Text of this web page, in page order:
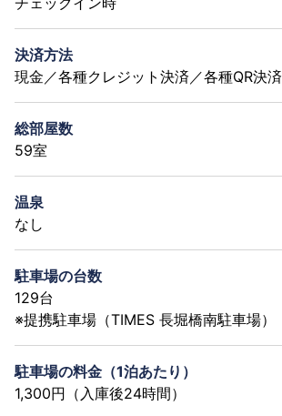
決済方法
現金／各種クレジット決済／各種QR決済
総部屋数
59室
温泉
なし
駐車場の台数
129台
※提携駐車場（TIMES 長堀橋南駐車場）
駐車場の料金（1泊あたり）
1,300円（入庫後24時間）